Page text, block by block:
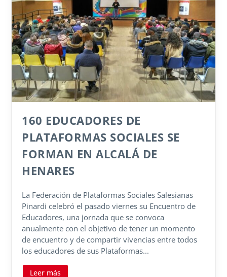
160 EDUCADORES DE
PLATAFORMAS SOCIALES SE
FORMAN EN ALCALÁ DE
HENARES
La Federación de Plataformas Sociales Salesianas
Pinardi celebró el pasado viernes su Encuentro de
Educadores, una jornada que se convoca
anualmente con el objetivo de tener un momento
de encuentro y de compartir vivencias entre todos
los educadores de sus Plataformas...
Leer más